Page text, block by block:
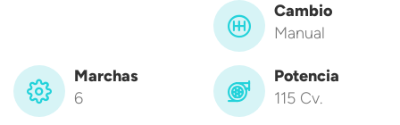
Cambio
Manual
Marchas
6
Potencia
115 Cv.